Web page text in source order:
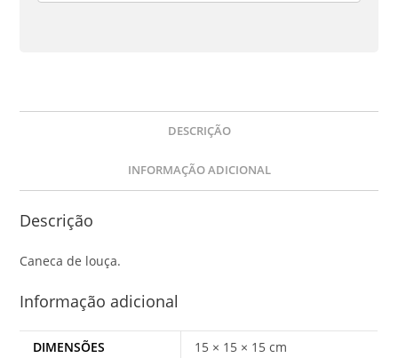
DESCRIÇÃO
INFORMAÇÃO ADICIONAL
Descrição
Caneca de louça.
Informação adicional
DIMENSÕES 15 × 15 × 15 cm